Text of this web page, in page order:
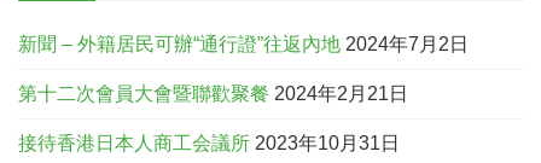
新聞 – 外籍居民可辦“通行證”往返內地 2024年7月2日
第十二次會員大會暨聯歡聚餐 2024年2月21日
接待香港日本人商工会議所 2023年10月31日